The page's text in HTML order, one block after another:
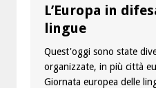
L’Europa in
lingue
Quest'oggi sono state
organizzate, in più città
Giornata europea delle